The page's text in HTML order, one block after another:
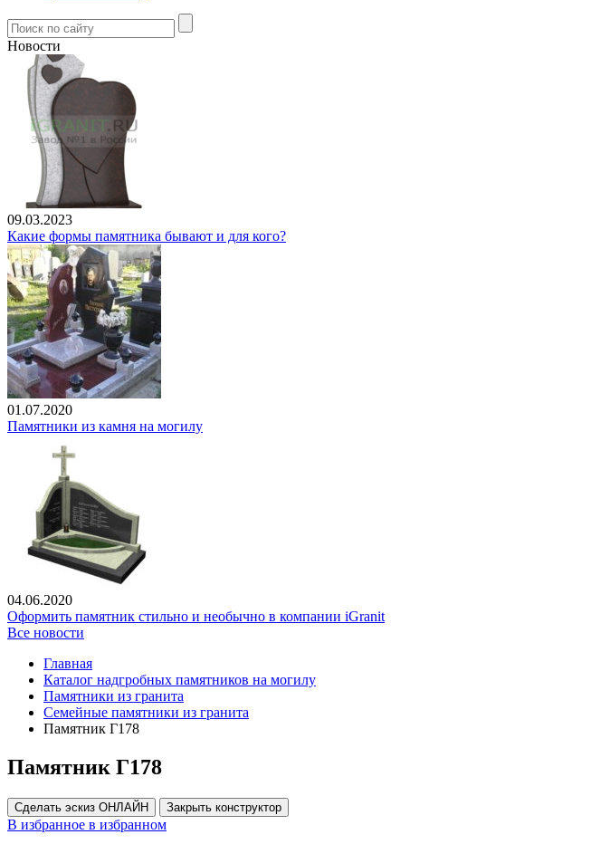
Новости
09.03.2023
Какие формы памятника бывают и для кого?
01.07.2020
Памятники из камня на могилу
04.06.2020
Оформить памятник стильно и необычно в компании iGranit
Все новости
Главная
Каталог надгробных памятников на могилу
Памятники из гранита
Семейные памятники из гранита
Памятник Г178
Памятник Г178
Сделать эскиз ОНЛАЙН Закрыть конструктор
В избранное в избранном